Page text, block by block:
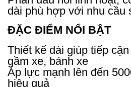
dài phù hợp với nhu cầu
ĐẶC ĐIỂM NỔI BẬT
Thiết kế dài giúp tiếp
gầm xe, bánh xe
Áp lực mạnh lên đến
hiệu quả